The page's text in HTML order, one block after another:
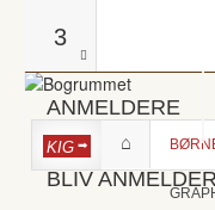
3
ANMELDERE
BLIV
KIG